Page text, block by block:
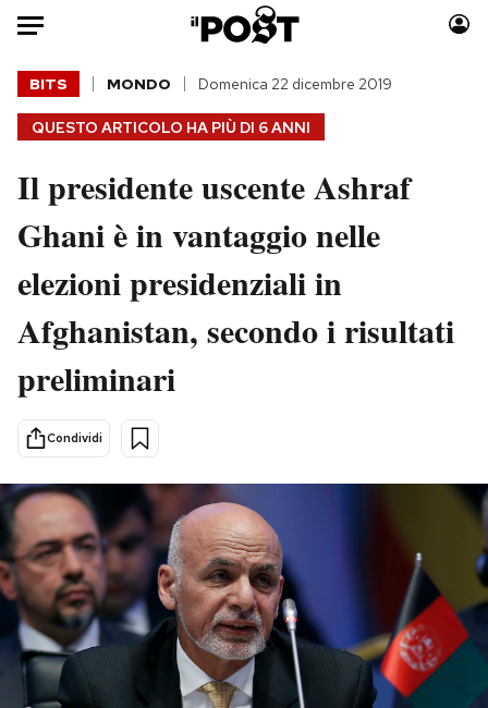
Auto
HOME
Italia
Politica
Tecnologia
Scienza
Cultura
Sport
Moda
Consumismi
Storie/Idee
Media
PODCAST
NEWSLETTER
I MIEI PREFERITI
QUESTO ARTICOLO HA PIÙ DI 6 ANNI
BITS MONDO Domenica 22 dicembre 2019
Il presidente uscente Ashraf
Ghani è in vantaggio nelle
elezioni presidenziali in
Afghanistan, secondo i risultati
preliminari
Condividi